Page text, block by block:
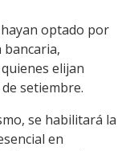
optado por
elijan
setiembre.
se habilitará la
en